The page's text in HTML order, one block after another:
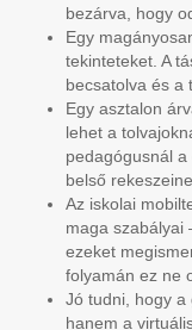
bezárva, hogy
Egy
tekinteteket. A
becsatolva és a
Egy asztalon
lehet a
pedagógusnál
belső
Az iskolai
maga szabályai
ezeket
folyamán ez ne
Jó tudni, hogy a
hanem a